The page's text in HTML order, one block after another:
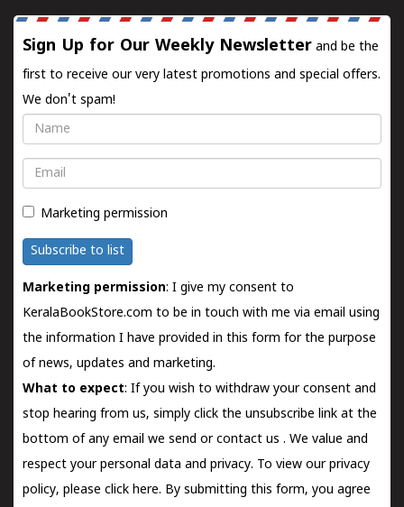
Sign Up for Our Weekly Newsletter and be the
first to receive our very latest promotions and special offers.
We don't spam!
Name
Email
Marketing permission
Subscribe to list
Marketing permission: I give my consent to
KeralaBookStore.com to be in touch with me via email using
the information I have provided in this form for the purpose
of news, updates and marketing.
What to expect: If you wish to withdraw your consent and
stop hearing from us, simply click the unsubscribe link at the
bottom of any email we send orcontact us . We value and
respect your personal data and privacy. To view our privacy
policy, please click here. By submitting this form, you agree